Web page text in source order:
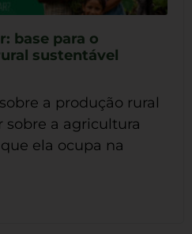
base para o
sustentável
a produção rural
sobre a agricultura
ela ocupa na